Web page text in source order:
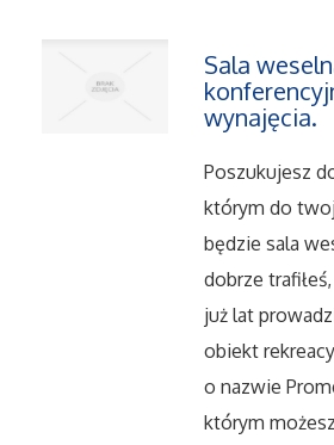
Agencje
Materiały
Ćwiczenia
Imprezy
Zajęcia Sportowe i
Sala
wynajęcia.
Poszukujesz
którym do
będzie sala
dobrze
już lat
obiekt
o nazwie
którym